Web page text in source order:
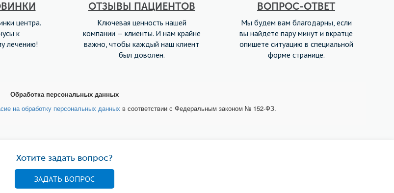
центра.
к
лечению!
ОТЗЫВЫ ПАЦИЕНТОВ
Ключевая ценность нашей
компании — клиенты. И нам крайне
важно, чтобы каждый наш клиент
был доволен.
ВОПРОС-ОТВЕТ
Мы будем вам благодарны, если
вы найдете пару минут и вкратце
опишете ситуацию в специальной
форме странице.
Обработка персональных данных
на обработку персональных данных в соответствии с Федеральным законом № 152-ФЗ.
Хотите задать вопрос?
ЗАДАТЬ ВОПРОС